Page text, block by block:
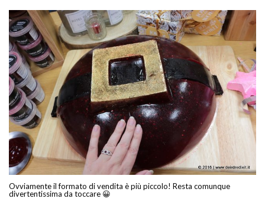
Ovviamente il formato di vendita è più piccolo! Resta comunque
divertentissima da toccare 😀